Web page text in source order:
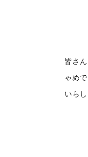
皆さ
ゃめ
いら